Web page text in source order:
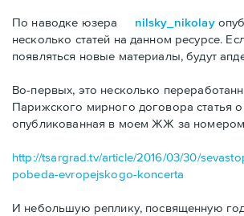
По наводке юзера nilsky_nikolay
несколько статей на данном ресурсе.
появляться новые материалы, будут
Во-первых, это несколько
Парижского мирного договора статья
опубликованная в моем ЖЖ за номером
http://tsargrad.tv/article/2016/03/30/
pobeda-evropejskogo-koncerta
И небольшую реплику, посвященную